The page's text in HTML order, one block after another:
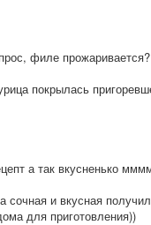
филе прожаривается?
покрылась
а так вкусненько
сочная и вкусная
для приготовления))